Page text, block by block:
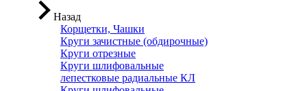
Назад
Корщетки, Чашки
Круги зачистные (обдирочные)
Круги отрезные
Круги шлифовальные
лепестковые радиальные КЛ